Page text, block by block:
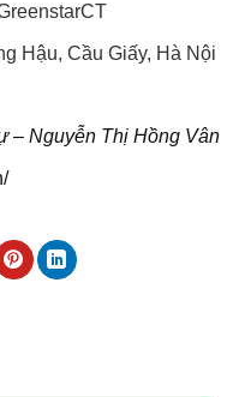
Hậu, Cầu Giấy, Hà Nội
– Nguyễn Thị Hồng Vân